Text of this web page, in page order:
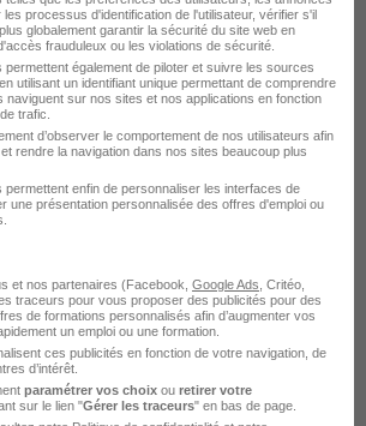
mon alerte", vous acceptez les
avoir pris connaissance de la
des données du site
recherche
chef de gamme
Assistant chef de gamme
marketing
processus d'identification de l'utilisateur, vérifier s'il
globalement garantir la sécurité du site web en
frauduleux ou les violations de sécurité.
également de piloter et suivre les sources
utilisant un identifiant unique permettant de comprendre
naviguent sur nos sites et nos applications en fonction
trafic.
d’observer le comportement de nos utilisateurs afin
rendre la navigation dans nos sites beaucoup plus
enfin de personnaliser les interfaces de
une présentation personnalisée des offres d'emploi ou
et nos partenaires (Facebook, Google Ads , Critéo,
traceurs pour vous proposer des publicités pour des
de formations personnalisés afin d’augmenter vos
un emploi ou une formation.
ces publicités en fonction de votre navigation, de
d’intérêt.
paramétrer vos choix ou retirer votre
sur le lien "Gérer les traceurs" en bas de page.